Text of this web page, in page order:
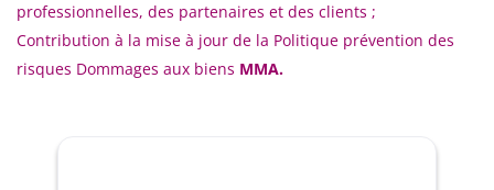
professionnelles, des partenaires et des clients ;
Contribution à la mise à jour de la Politique prévention des
risques Dommages aux biens MMA.